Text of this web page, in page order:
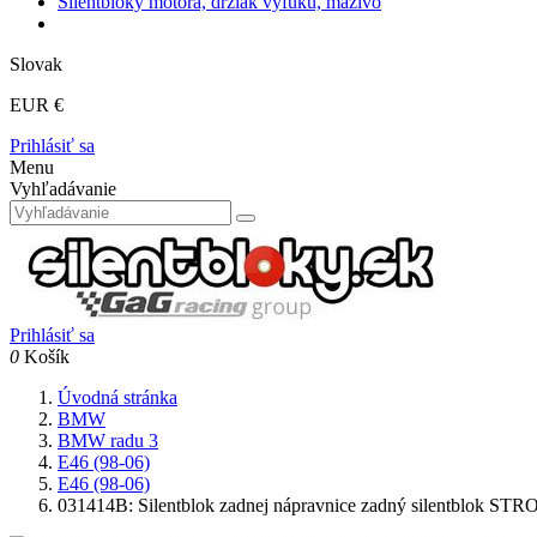
Slovak
EUR €
Prihlásiť sa
Menu
Vyhľadávanie
Prihlásiť sa
0 Košík
Úvodná stránka
BMW
BMW radu 3
E46 (98-06)
E46 (98-06)
031414B: Silentblok zadnej nápravnice zadný silentblok